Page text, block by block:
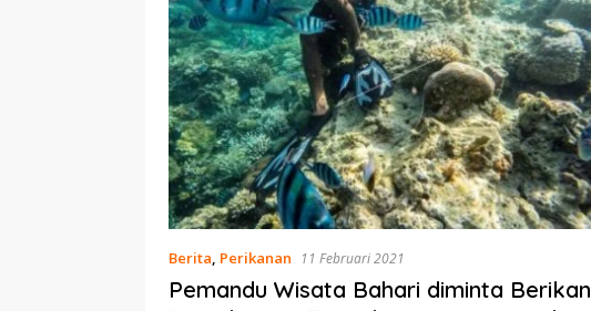
Berita, Perikanan 11 Februari 2021
Pemandu Wisata Bahari diminta Berikan